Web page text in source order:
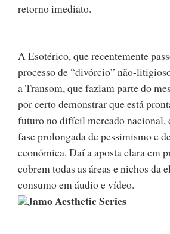
retorno imediato.
A Esotérico, que recentemente
processo de “divórcio” não-
a Transom, que faziam parte do
por certo demonstrar que está
futuro no difícil mercado nacional,
fase prolongada de pessimismo e
económica. Daí a aposta clara em
cobrem todas as áreas e nichos da
consumo em áudio e vídeo.
Jamo Aesthetic Series